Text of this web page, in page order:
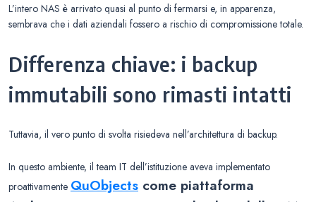
L’intero NAS è arrivato quasi al punto di fermarsi e, in apparenza,
sembrava che i dati aziendali fossero a rischio di compromissione totale.
Differenza chiave: i backup
immutabili sono rimasti intatti
Tuttavia, il vero punto di svolta risiedeva nell’architettura di backup.
In questo ambiente, il team IT dell’istituzione aveva implementato
proattivamente QuObjects come piattaforma